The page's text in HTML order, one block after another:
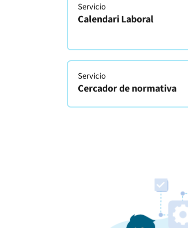
Servicio
Calendari Laboral
Servicio
Cercador de normativa